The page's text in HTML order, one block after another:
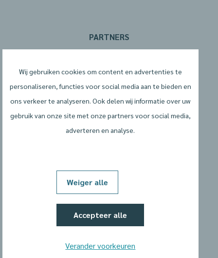
PARTNERS
Privacyverklaring
Cookiebeleid
Cookievoorkeuren wijzigen
Website door: Two Impress
Wij gebruiken cookies om content en advertenties te
personaliseren, functies voor social media aan te bieden en
ons verkeer te analyseren. Ook delen wij informatie over uw
gebruik van onze site met onze partners voor social media,
adverteren en analyse.
Weiger alle
Accepteer alle
Verander voorkeuren